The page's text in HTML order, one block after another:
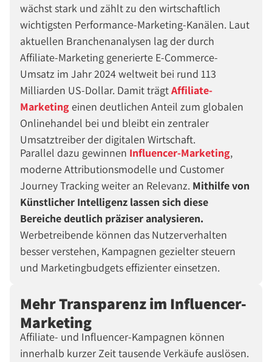
wächst stark und zählt zu den wirtschaftlich
wichtigsten Performance-Marketing-Kanälen. Laut
aktuellen Branchenanalysen lag der durch
Affiliate-Marketing generierte E-Commerce-
Umsatz im Jahr 2024 weltweit bei rund 113
Milliarden US-Dollar. Damit trägtAffiliate-
Marketingeinen deutlichen Anteil zum globalen
Onlinehandel bei und bleibt ein zentraler
Umsatztreiber der digitalen Wirtschaft.
Parallel dazu gewinnen Influencer-Marketing,
moderne Attributionsmodelle und Customer
Journey Tracking weiter an Relevanz. Mithilfe von
Künstlicher Intelligenz lassen sich diese
Bereiche deutlich präziser analysieren.
Werbetreibende können das Nutzerverhalten
besser verstehen, Kampagnen gezielter steuern
und Marketingbudgets effizienter einsetzen.
Mehr Transparenz im Influencer-
Marketing
Affiliate- und Influencer-Kampagnen können
innerhalb kurzer Zeit tausende Verkäufe auslösen.